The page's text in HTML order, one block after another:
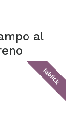
al
tablick